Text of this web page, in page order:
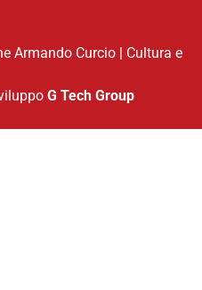
Armando Curcio | Cultura e
G Tech Group